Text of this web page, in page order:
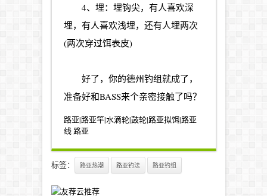
4、埋：埋钩尖，有人喜欢深
埋，有人喜欢浅埋，还有人埋两次
(两次穿过饵表皮)
好了，你的德州钓组就成了，
准备好和BASS来个亲密接触了吗？
路亚|路亚竿|水滴轮|鼓轮|路亚拟饵|路亚
线 路亚
标签： 路亚热潮 路亚钓法 路亚钓组